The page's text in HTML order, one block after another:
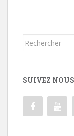
Rechercher...
SUIVEZ NOUS